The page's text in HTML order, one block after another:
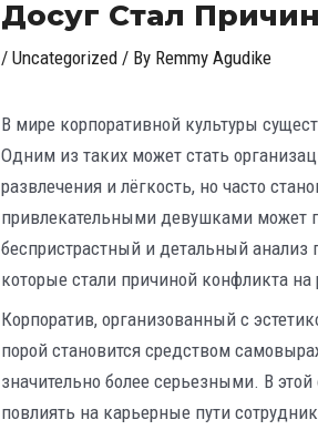
Досуг Стал
/Uncategorized / By Remmy Agudike
В мире корпоративной культуры
Одним из таких может стать
развлечения и лёгкость, но часто
привлекательными девушками может
беспристрастный и детальный анализ
которые стали причиной конфликта на
Корпоратив, организованный с
порой становится средством
значительно более серьезными. В
повлиять на карьерные пути